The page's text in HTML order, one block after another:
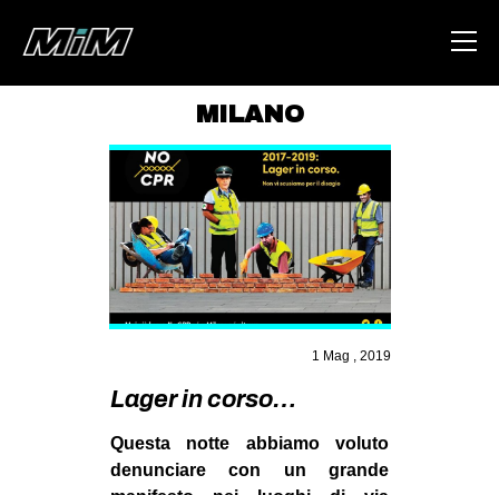
ABOUT
AREA
DEGENERAZIONE
GAZA FREESTYLE
CSOA LAMBRETTA
MSM
ZAM
MILANO
1 Mag , 2019
Lager in corso…
Questa notte abbiamo voluto
denunciare con un grande